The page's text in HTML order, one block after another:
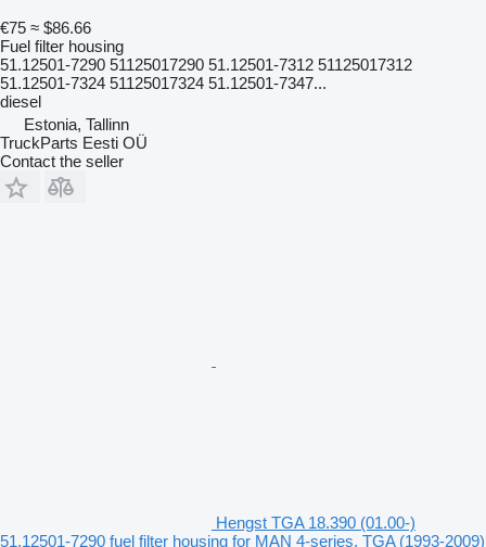
€75 ≈ $86.66
Fuel filter housing
51.12501-7290 51125017290 51.12501-7312 51125017312
51.12501-7324 51125017324 51.12501-7347...
diesel
Estonia, Tallinn
TruckParts Eesti OÜ
Contact the seller
Hengst TGA 18.390 (01.00-)
51.12501-7290 fuel filter housing for MAN 4-series, TGA (1993-2009)